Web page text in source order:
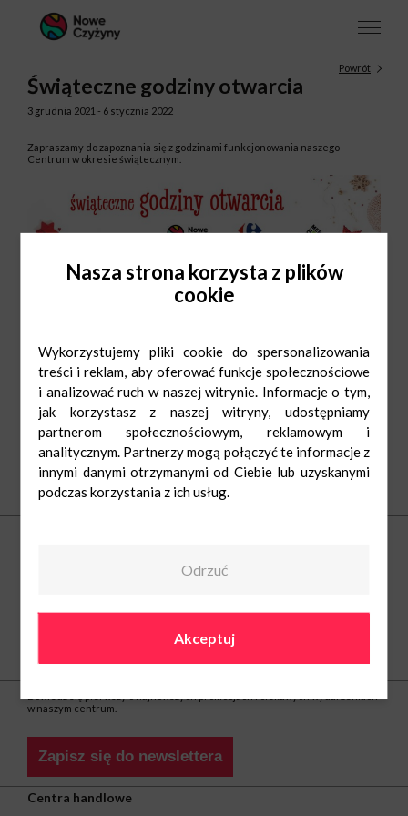
Powrót
Świąteczne godziny otwarcia
3 grudnia 2021 - 6 stycznia 2022
Zapraszamy do zapoznania się z godzinami funkcjonowania naszego
Centrum w okresie świątecznym.
O nas
noweczyzyny@greenman.pl
Bądź na bieżąco
Dowiedz się pierwszy o najnowszych promocjach i ciekawych wydarzeniach
w naszym centrum.
Zapisz się do newslettera
Centra handlowe
Nasza strona korzysta z plików
cookie
Wykorzystujemy pliki cookie do spersonalizowania
treści i reklam, aby oferować funkcje społecznościowe
i analizować ruch w naszej witrynie. Informacje o tym,
jak korzystasz z naszej witryny, udostępniamy
partnerom społecznościowym, reklamowym i
analitycznym. Partnerzy mogą połączyć te informacje z
innymi danymi otrzymanymi od Ciebie lub uzyskanymi
podczas korzystania z ich usług.
Odrzuć
Akceptuj